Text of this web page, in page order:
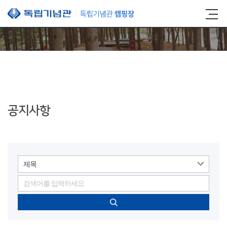
본문 바로가기
공지사항
제목